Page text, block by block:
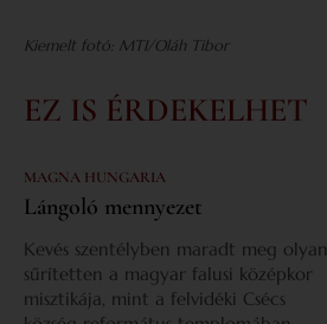
Kiemelt fotó: MTI/Oláh Tibor
EZ IS ÉRDEKELHET
MAGNA HUNGARIA
Lángoló mennyezet
Kevés szentélyben maradt meg olyan
sűrítetten a magyar falusi középkor
misztikája, mint a felvidéki Csécs